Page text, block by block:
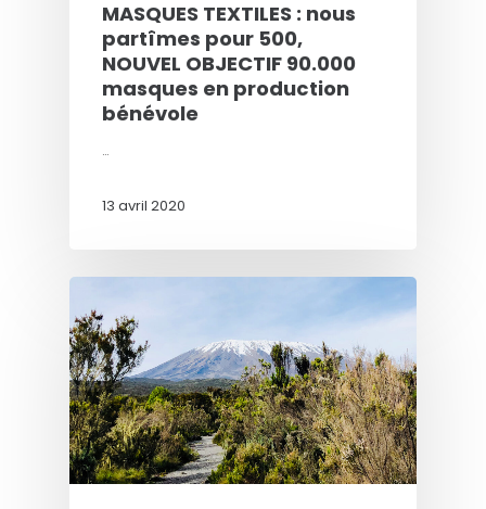
MASQUES TEXTILES : nous
partîmes pour 500,
NOUVEL OBJECTIF 90.000
masques en production
bénévole
…
13 avril 2020